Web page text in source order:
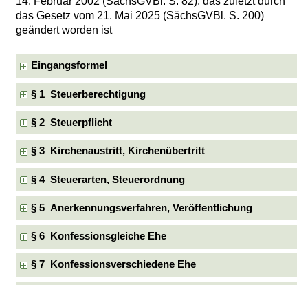
das Gesetz vom 21. Mai 2025 (SächsGVBl. S. 200)
geändert worden ist
Eingangsformel
§ 1 Steuerberechtigung
§ 2 Steuerpflicht
§ 3 Kirchenaustritt, Kirchenübertritt
§ 4 Steuerarten, Steuerordnung
§ 5 Anerkennungsverfahren, Veröffentlichung
§ 6 Konfessionsgleiche Ehe
§ 7 Konfessionsverschiedene Ehe